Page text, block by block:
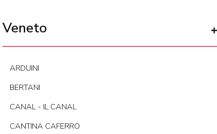
Veneto
ARDUINI
BERTANI
CANAL - IL CANAL
CANTINA CAFERRO